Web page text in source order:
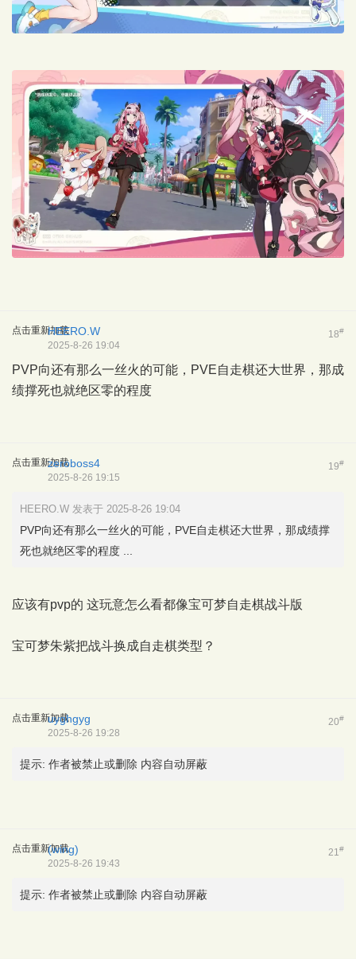
点击重新加载 18#
HEERO.W
2025-8-26 19:04
PVP向还有那么一丝火的可能，PVE自走棋还大世界，那成
绩撑死也就绝区零的程度
点击重新加载 19#
zeroboss4
2025-8-26 19:15
HEERO.W 发表于 2025-8-26 19:04
PVP向还有那么一丝火的可能，PVE自走棋还大世界，那成绩撑
死也就绝区零的程度 ...
应该有pvp的 这玩意怎么看都像宝可梦自走棋战斗版
宝可梦朱紫把战斗换成自走棋类型？
点击重新加载 20#
uyghgyg
2025-8-26 19:28
提示: 作者被禁止或删除 内容自动屏蔽
点击重新加载 21 #
(wing)
2025-8-26 19:43
提示: 作者被禁止或删除 内容自动屏蔽